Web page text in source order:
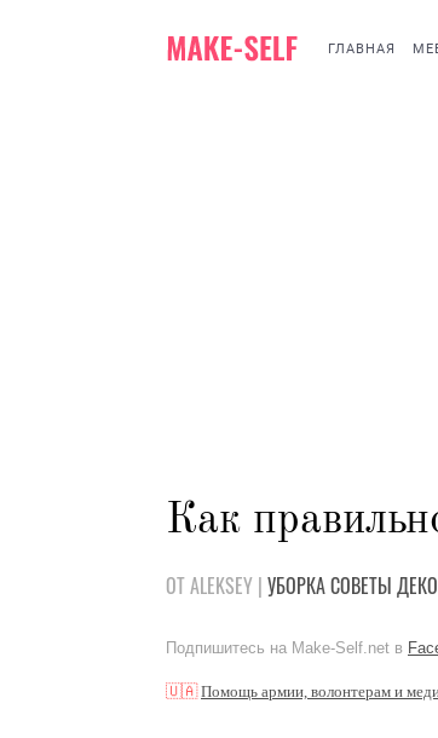
ГЛАВНАЯ
Как
ОТ ALEKSEY | УБОРКАСОВЕТЫ
Подпишитесь на Make-Self.net в
🇺🇦Помощь армии, волонтерам и